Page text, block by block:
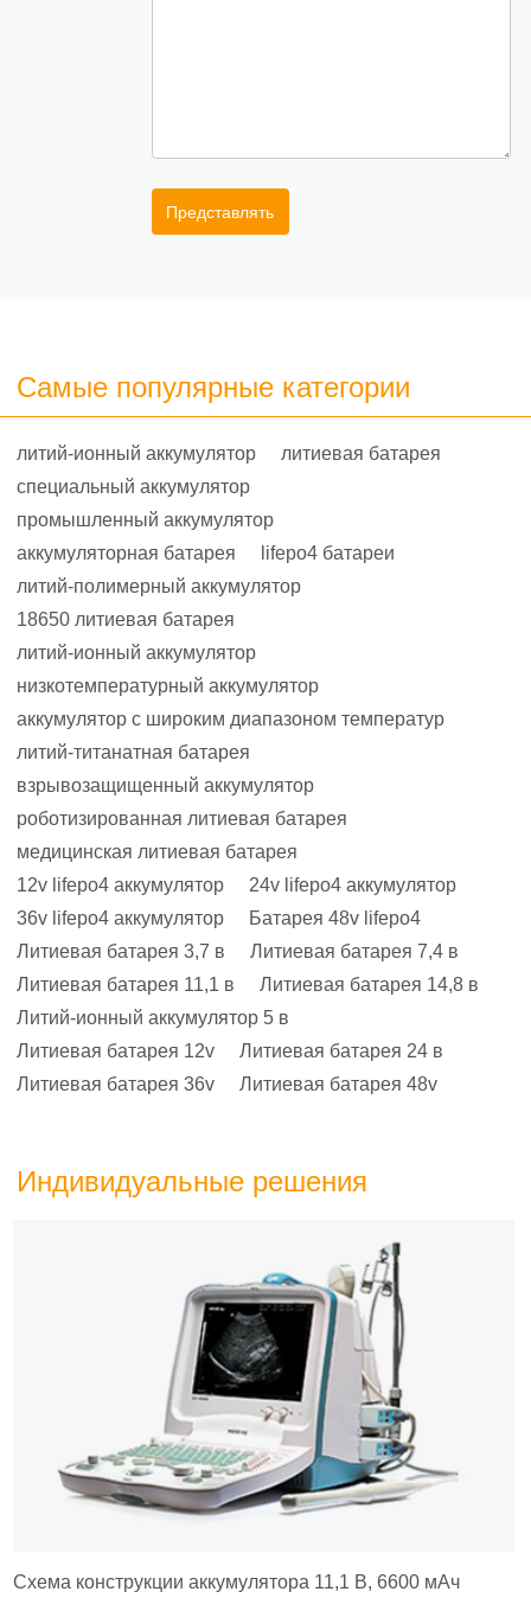
Представлять
Самые популярные категории
литий-ионный аккумулятор
литиевая батарея
специальный аккумулятор
промышленный аккумулятор
аккумуляторная батарея
lifepo4 батареи
литий-полимерный аккумулятор
18650 литиевая батарея
литий-ионный аккумулятор
низкотемпературный аккумулятор
аккумулятор с широким диапазоном температур
литий-титанатная батарея
взрывозащищенный аккумулятор
роботизированная литиевая батарея
медицинская литиевая батарея
12v lifepo4 аккумулятор
24v lifepo4 аккумулятор
36v lifepo4 аккумулятор
Батарея 48v lifepo4
Литиевая батарея 3,7 в
Литиевая батарея 7,4 в
Литиевая батарея 11,1 в
Литиевая батарея 14,8 в
Литий-ионный аккумулятор 5 в
Литиевая батарея 12v
Литиевая батарея 24 в
Литиевая батарея 36v
Литиевая батарея 48v
Индивидуальные решения
Схема конструкции аккумулятора 11,1 В, 6600 мАч